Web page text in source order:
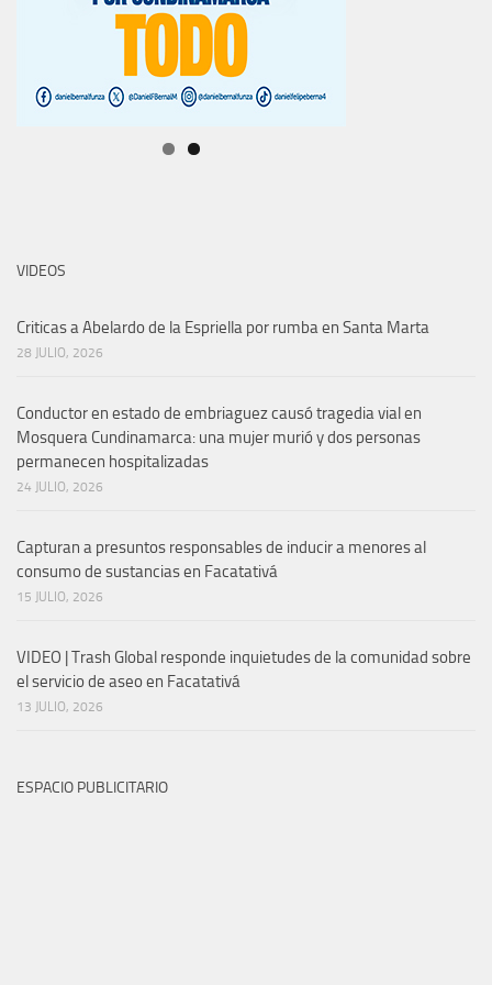
VIDEOS
Criticas a Abelardo de la Espriella por rumba en Santa Marta
28 JULIO, 2026
Conductor en estado de embriaguez causó tragedia vial en
Mosquera Cundinamarca: una mujer murió y dos personas
permanecen hospitalizadas
24 JULIO, 2026
Capturan a presuntos responsables de inducir a menores al
consumo de sustancias en Facatativá
15 JULIO, 2026
VIDEO | Trash Global responde inquietudes de la comunidad sobre
el servicio de aseo en Facatativá
13 JULIO, 2026
ESPACIO PUBLICITARIO